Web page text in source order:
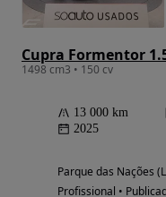
Cupra Formentor
1498 cm3 • 150 cv
13 000 km
2025
Parque das Nações
Profissional •